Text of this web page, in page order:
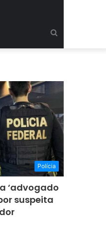
Polícia
‘advogado
suspeita